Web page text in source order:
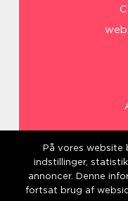
web:
På vores website
indstillinger,
annoncer. Denne
fortsat brug af